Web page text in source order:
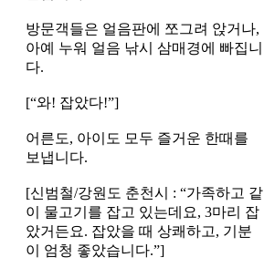
방문객들은 얼음판에 쪼그려 앉거나,
아예 누워 얼음 낚시 삼매경에 빠집니
다.
[“와! 잡았다!”]
어른도, 아이도 모두 즐거운 한때를
보냅니다.
[신범철/강원도 춘천시 : “가족하고 같
이 물고기를 잡고 있는데요, 3마리 잡
았거든요. 잡았을 때 상쾌하고, 기분
이 엄청 좋았습니다.”]